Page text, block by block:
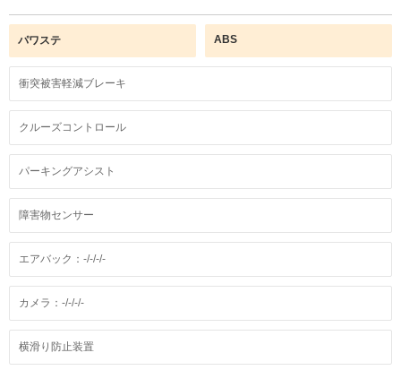
パワステ ABS
衝突被害軽減ブレーキ
クルーズコントロール
パーキングアシスト
障害物センサー
エアバック：-/-/-/-
カメラ：-/-/-/-
横滑り防止装置